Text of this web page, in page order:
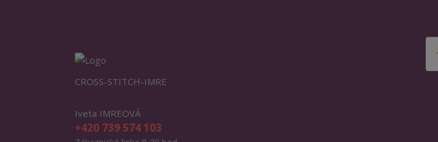
CROSS-STITCH-IMRE
Iveta IMREOVÁ
+420 739 574 103